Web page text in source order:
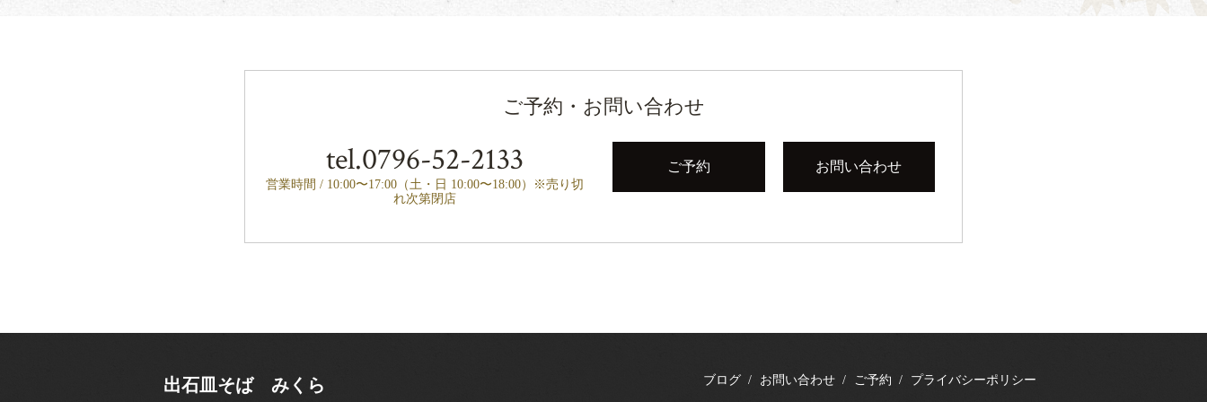
ご予約・お問い合わせ
tel.0796-52-2133
営業時間 / 10:00〜17:00（土・日 10:00〜18:00）※売り切
れ次第閉店
ご予約 お問い合わせ
出石皿そば みくら ブログ お問い合わせ ご予約 プライバシーポリシー